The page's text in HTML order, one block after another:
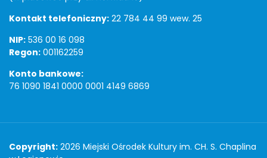
Kontakt telefoniczny: 22 784 44 99 wew. 25
NIP: 536 00 16 098
Regon: 001162259
Konto bankowe:
76 1090 1841 0000 0001 4149 6869
Copyright
Copyright: 2026 Miejski Ośrodek Kultury im. CH. S. Chaplina